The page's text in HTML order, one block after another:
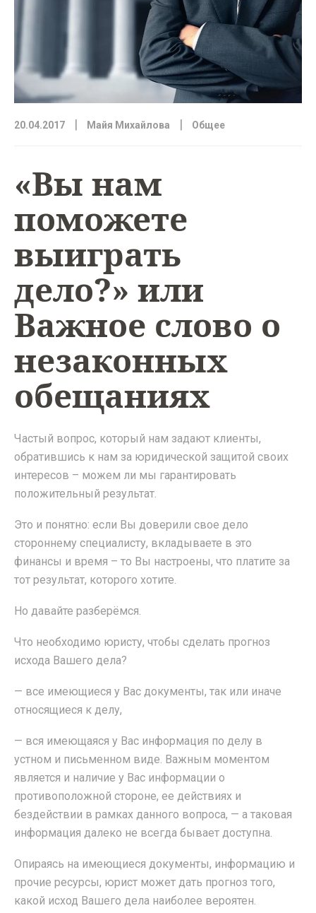
20.04.2017 | Майя Михайлова | Общее
«Вы нам
поможете
выиграть
дело?» или
Важное слово о
незаконных
обещаниях
Частый вопрос, который нам задают клиенты,
обратившись к нам за юридической защитой своих
интересов – можем ли мы гарантировать
положительный результат.
Это и понятно: если Вы доверили свое дело
стороннему специалисту, вкладываете в это
финансы и время – то Вы настроены, что платите за
тот результат, которого хотите.
Но давайте разберёмся.
Что необходимо юристу, чтобы сделать прогноз
исхода Вашего дела?
— все имеющиеся у Вас документы, так или иначе
относящиеся к делу,
— вся имеющаяся у Вас информация по делу в
устном и письменном виде. Важным моментом
является и наличие у Вас информации о
противоположной стороне, ее действиях и
бездействии в рамках данного вопроса, — а таковая
информация далеко не всегда бывает доступна.
Опираясь на имеющиеся документы, информацию и
прочие ресурсы, юрист может дать прогноз того,
какой исход Вашего дела наиболее вероятен.